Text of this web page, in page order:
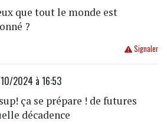
que tout le monde est
?
Signaler
2024 à 16:53
ça se prépare ! de futures
décadence